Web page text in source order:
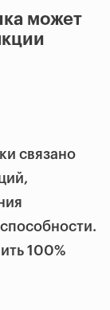
может
связано
100%